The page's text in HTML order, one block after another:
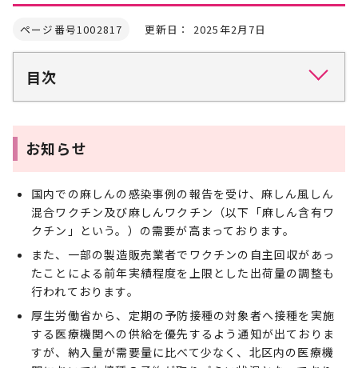
ページ番号1002817 更新日： 2025年2月7日
目次
お知らせ
国内での麻しんの感染事例の報告を受け、麻しん風しん
混合ワクチン及び麻しんワクチン（以下「麻しん含有ワ
クチン」という。）の需要が高まっております。
また、一部の製造販売業者でワクチンの自主回収があっ
たことによる前年実績程度を上限とした出荷量の調整も
行われております。
厚生労働省から、定期の予防接種の対象者へ接種を実施
する医療機関への供給を優先するよう通知が出ておりま
すが、納入量が需要量に比べて少なく、北区内の医療機